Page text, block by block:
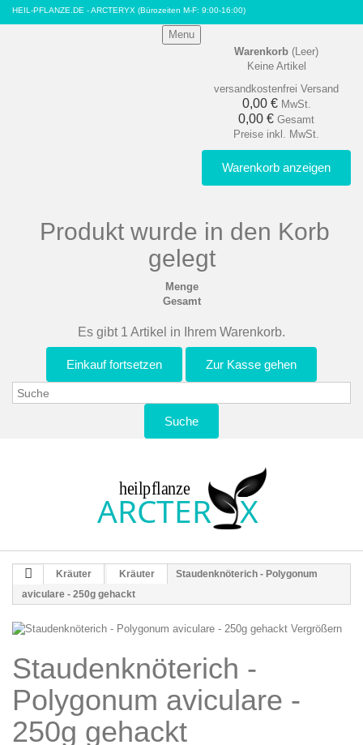
HEIL-PFLANZE.DE - ARCTERYX (Bürozeiten M-F: 9:00-16:00)
Menu
Warenkorb (Leer)
Keine Artikel
versandkostenfrei Versand
0,00 € MwSt.
0,00 € Gesamt
Preise inkl. MwSt.
Warenkorb anzeigen
Produkt wurde in den Korb
gelegt
Menge
Gesamt
Es gibt 1 Artikel in Ihrem Warenkorb.
Einkauf fortsetzen Zur Kasse gehen
Suche
Kräuter Kräuter
Staudenknöterich - Polygonum
aviculare - 250g gehackt
Vergrößern
Staudenknöterich -
Polygonum aviculare -
250g gehackt